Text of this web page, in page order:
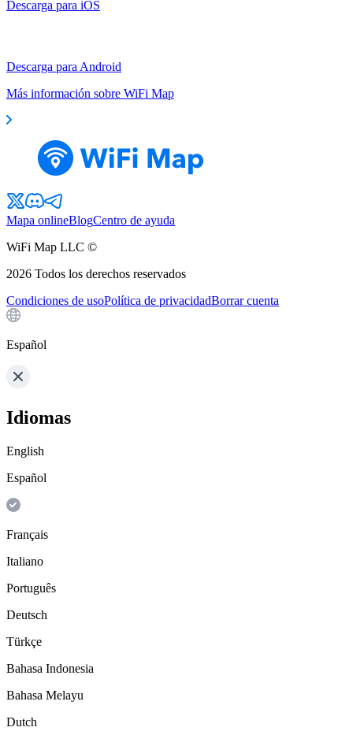
Descarga para iOS
Descarga para Android
Más información sobre WiFi Map
Mapa onlineBlogCentro de ayuda
WiFi Map LLC ©
2026 Todos los derechos reservados
Condiciones de usoPolítica de privacidadBorrar cuenta
Español
Idiomas
English
Español
Français
Italiano
Português
Deutsch
Türkçe
Bahasa Indonesia
Bahasa Melayu
Dutch